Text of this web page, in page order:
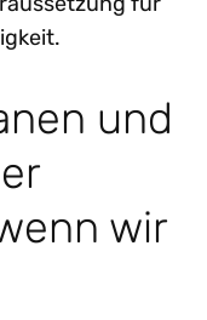
und
wir